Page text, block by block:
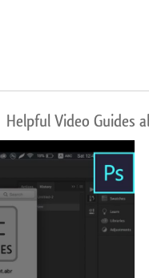
Helpful Video Guides